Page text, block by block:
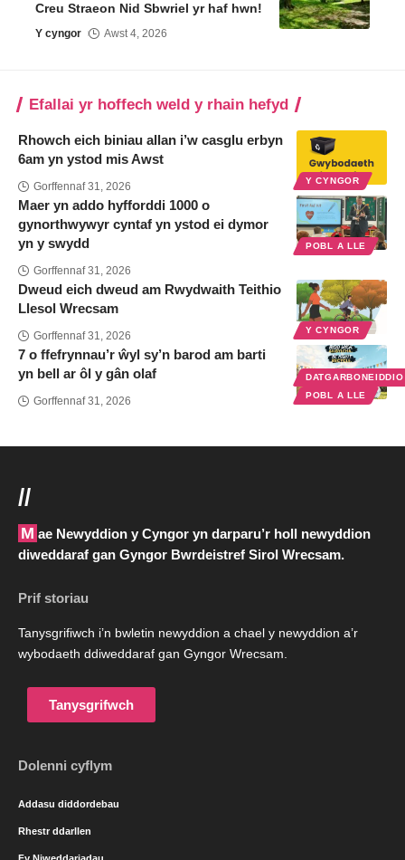
Creu Straeon Nid Sbwriel yr haf hwn!
Y cyngor Awst 4, 2026
Efallai yr hoffech weld y rhain hefyd
Y CYNGOR
Rhowch eich biniau allan i’w casglu erbyn
6am yn ystod mis Awst
Gorffennaf 31, 2026
POBL A LLE
Maer yn addo hyfforddi 1000 o
gynorthwywyr cyntaf yn ystod ei dymor
yn y swydd
Gorffennaf 31, 2026
Y CYNGOR
Dweud eich dweud am Rwydwaith Teithio
Llesol Wrecsam
Gorffennaf 31, 2026
POBL A LLE
7 o ffefrynnau’r ŵyl sy’n barod am barti
yn bell ar ôl y gân olaf
Gorffennaf 31, 2026
//
Mae Newyddion y Cyngor yn darparu’r holl newyddion
diweddaraf gan Gyngor Bwrdeistref Sirol Wrecsam.
Prif storiau
Tanysgrifiwch i’n bwletin newyddion a chael y newyddion a’r
wybodaeth ddiweddaraf gan Gyngor Wrecsam.
Tanysgrifwch
Dolenni cyflym
Addasu diddordebau
Rhestr ddarllen